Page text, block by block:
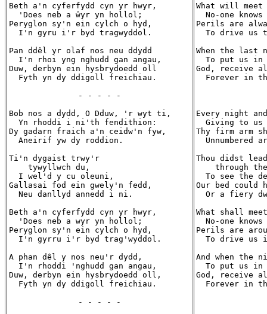
Beth a'n cyferfydd cyn yr hwyr,
  'Does neb a ŵyr yn hollol;
Peryglon sy'n ein cylch o hyd,
  I'n gyru i'r byd tragwyddol.
Pan ddêl yr olaf nos neu ddydd
  I'n rhoi yng nghudd gan angau,
Duw, derbyn ein hysbrydoedd oll
  Fyth yn dy ddigoll freichiau.
- - - - -
Bob nos a dydd, O Dduw, 'r wyt ti,
  Yn rhoddi i ni'th fendithion:
Dy gadarn fraich a'n ceidw'n fyw,
  Aneirif yw dy roddion.
Ti'n dygaist trwy'r
    tywyllwch du,
  I wel'd y cu oleuni,
Gallasai fod ein gwely'n fedd,
  Neu danllyd annedd i ni.
Beth a'n cyferfydd cyn yr hwyr,
  'Does neb a wyr yn hollol;
Peryglon sy'n ein cylch o hyd,
  I'n gyrru i'r byd trag'wyddol.
A phan dêl y nos neu'r dydd,
  I'n rhoddi 'nghudd gan angau,
Duw, derbyn ein hysbrydoedd oll,
  Fyth yn dy ddigoll freichiau.
- - - - -
What will
No-one knows
Perils are
To drive us
When the last
To put us in
God, receive
Forever in
Every night
Giving to us
Thy firm arm
Unnumbered
Thou didst
through
To see the
Our bed could
Or a fiery
What shall
No-one knows
Perils are
To drive us
And when the
To put us in
God, receive
Forever in